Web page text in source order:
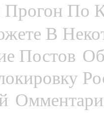
По
В
Постов